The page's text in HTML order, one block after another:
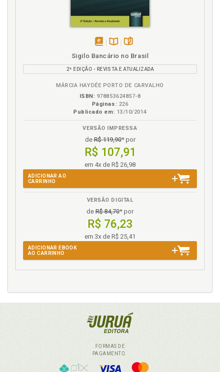
transferência de renda: obje - tivos e ações ., p. 135
disponível
eBook
Disponível
B.V.
páginas
Sigilo Bancário no Brasil
2ª EDIÇÃO - REVISTA E ATUALIZADA
MÁRCIA HAYDÉE PORTO DE CARVALHO
ISBN: 978853624857-8
Páginas: 226
Publicado em: 13/10/2014
VERSÃO IMPRESSA
deR$ 119,90* por
R$ 107,91
em 4x de R$ 26,98
ADICIONAR AO
CARRINHO
VERSÃO DIGITAL
de R$ 84,70* por
R$ 76,23
em 3x de R$ 25,41
ADICIONAR EBOOK
AO CARRINHO
FORMAS DE
PAGAMENTO